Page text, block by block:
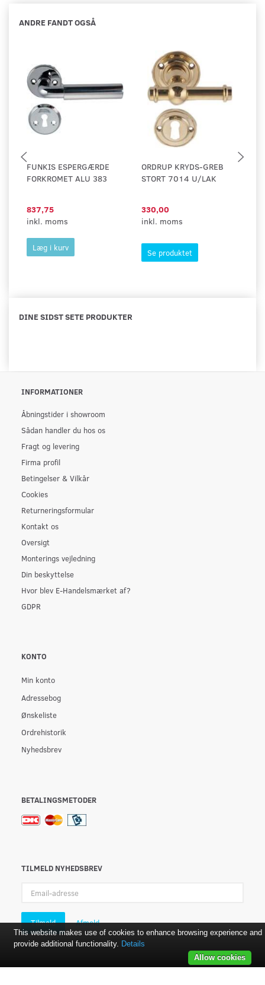
ANDRE FANDT OGSÅ
FUNKIS ESPERGÆRDE
FORKROMET ALU 383
837,75
inkl. moms
Læg i kurv
ORDRUP KRYDS-GREB
STORT 7014 U/LAK
330,00
inkl. moms
Se produktet
DINE SIDST SETE PRODUKTER
INFORMATIONER
Åbningstider i showroom
Sådan handler du hos os
Fragt og levering
Firma profil
Betingelser & Vilkår
Cookies
Returneringsformular
Kontakt os
Oversigt
Monterings vejledning
Din beskyttelse
Hvor blev E-Handelsmærket af?
GDPR
KONTO
Min konto
Adressebog
Ønskeliste
Ordrehistorik
Nyhedsbrev
BETALINGSMETODER
TILMELD NYHEDSBREV
adresse
Tilmeld Afmeld
This website makes use of cookies to enhance browsing experience and
provide additional functionality. Details
Allow cookies